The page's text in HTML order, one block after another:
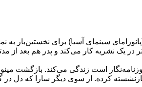
سینمای آسیا) برای نخستین‌بار به
در یک نشریه کار می‌کند و پدر هم بعد از
است زندگی می‌کند. بازگشت
کرده. از سوی دیگر سارا که دل